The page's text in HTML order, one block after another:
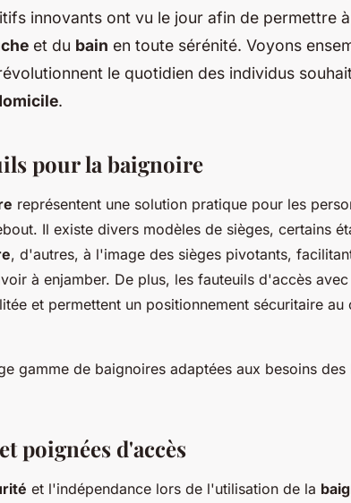
innovants ont vu le jour afin de permettre
et du bain en toute sérénité. Voyons
le quotidien des individus
.
pour la baignoire
représentent une solution pratique pour les
Il existe divers modèles de sièges, certains
, d'autres, à l'image des sièges pivotants,
à enjamber. De plus, les fauteuils d'accès
et permettent un positionnement sécuritaire au
gamme de baignoires adaptées aux besoins des
poignées d'accès
et l'indépendance lors de l'utilisation de la